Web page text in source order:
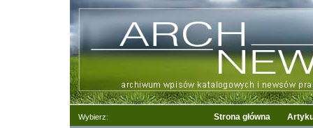
Wybierz: Strona główna